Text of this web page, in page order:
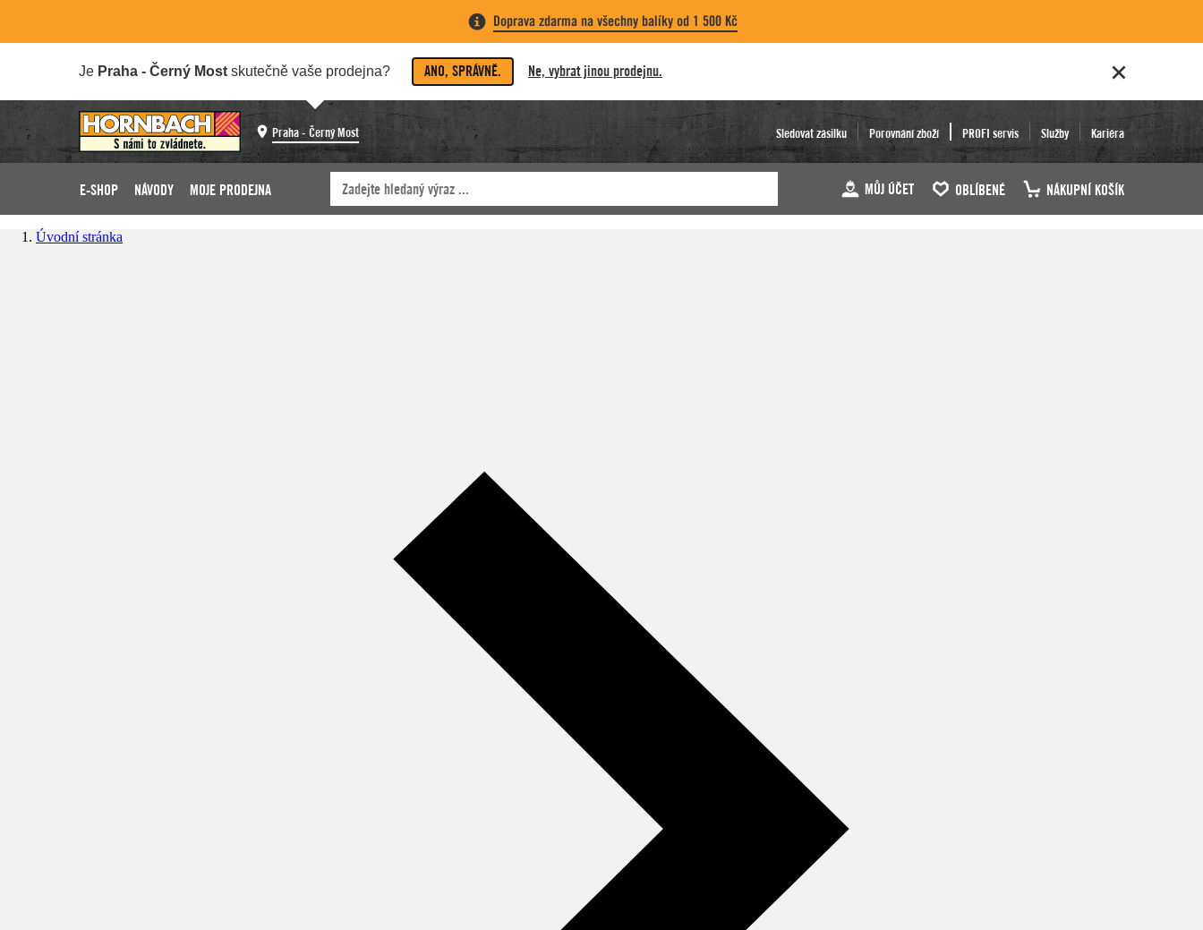
Doprava zdarma na všechny balíky od 1 500 Kč
Je Praha - Černý Most skutečně vaše prodejna? ANO, SPRÁVNĚ. Ne, vybrat jinou prodejnu.
Praha - Černý Most Sledovat zásilku Porovnání zboží PROFI servis Služby Kariéra
E-SHOP NÁVODY MOJE PRODEJNA MŮJ ÚČET OBLÍBENÉ NÁKUPNÍ KOŠÍK
Úvodní stránka